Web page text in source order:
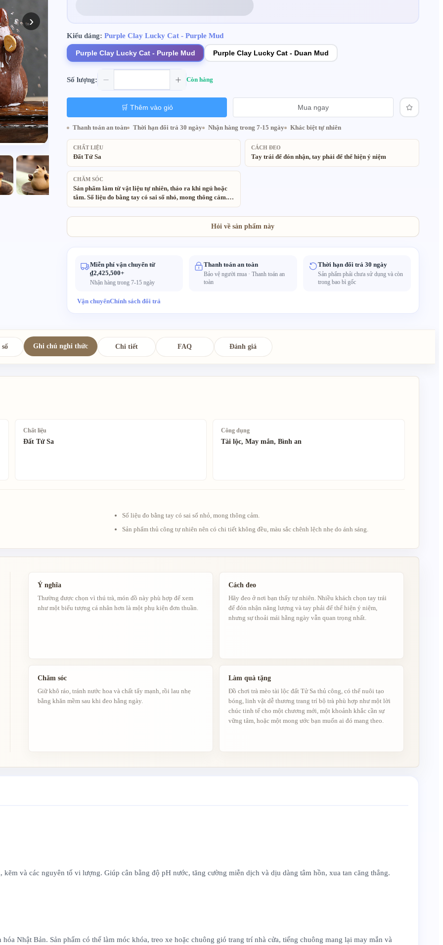
›
Kiểu dáng:Purple Clay Lucky Cat - Purple Mud
Purple Clay Lucky Cat - Purple Mud Purple Clay Lucky Cat - Duan Mud
Số lượng: Còn hàng
🛒 Thêm vào giỏ Mua ngay
Thanh toán an toàn Thời hạn đổi trả 30 ngày Nhận hàng trong 7-15 ngày Khác biệt tự nhiên
CHẤT LIỆU
Đất Tử Sa
CÁCH ĐEO
Tay trái để đón nhận, tay phải để thể hiện ý niệm
CHĂM SÓC
Sản phẩm làm từ vật liệu tự nhiên, tháo ra khi ngủ hoặc
tắm. Số liệu đo bằng tay có sai số nhỏ, mong thông cảm.
Vật liệu thân thiện môi trường. Sản phẩm thủ công tự
nhiên nên có chi tiết không đều, màu sắc chênh lệch nhẹ do
Hỏi về sản phẩm này
Miễn phí vận chuyển từ
₫2,425,500+
Nhận hàng trong 7-15 ngày
Thanh toán an toàn
Bảo vệ người mua · Thanh toán an
toàn
Thời hạn đổi trả 30 ngày
Sản phẩm phải chưa sử dụng và còn
trong bao bì gốc
Vận chuyểnChính sách đổi trả
Ghi chú nghi thức Chi tiết FAQ Đánh giá
Chất liệu
Đất Tử Sa
Công dụng
Tài lộc, May mắn, Bình an
Số liệu đo bằng tay có sai số nhỏ, mong thông cảm.
Sản phẩm thủ công tự nhiên nên có chi tiết không đều, màu sắc chênh lệch nhẹ do ánh sáng.
Ý nghĩa
Thường được chọn vì thú trà, món đồ này phù hợp để xem
như một biểu tượng cá nhân hơn là một phụ kiện đơn thuần.
Cách đeo
Hãy đeo ở nơi bạn thấy tự nhiên. Nhiều khách chọn tay trái
để đón nhận năng lượng và tay phải để thể hiện ý niệm,
nhưng sự thoải mái hằng ngày vẫn quan trọng nhất.
Chăm sóc
Giữ khô ráo, tránh nước hoa và chất tẩy mạnh, rồi lau nhẹ
bằng khăn mềm sau khi đeo hằng ngày.
Làm quà tặng
Đồ chơi trà mèo tài lộc đất Tử Sa thủ công, có thể nuôi tạo
bóng, linh vật dễ thương trang trí bộ trà phù hợp như một lời
chúc tinh tế cho một chương mới, một khoảnh khắc cần sự
vững tâm, hoặc một mong ước bạn muốn ai đó mang theo.
và các nguyên tố vi lượng. Giúp cân bằng độ pH nước, tăng cường miễn dịch và dịu dàng tâm hồn, xua tan căng thẳng.
Nhật Bản. Sản phẩm có thể làm móc khóa, treo xe hoặc chuông gió trang trí nhà cửa, tiếng chuông mang lại may mắn và